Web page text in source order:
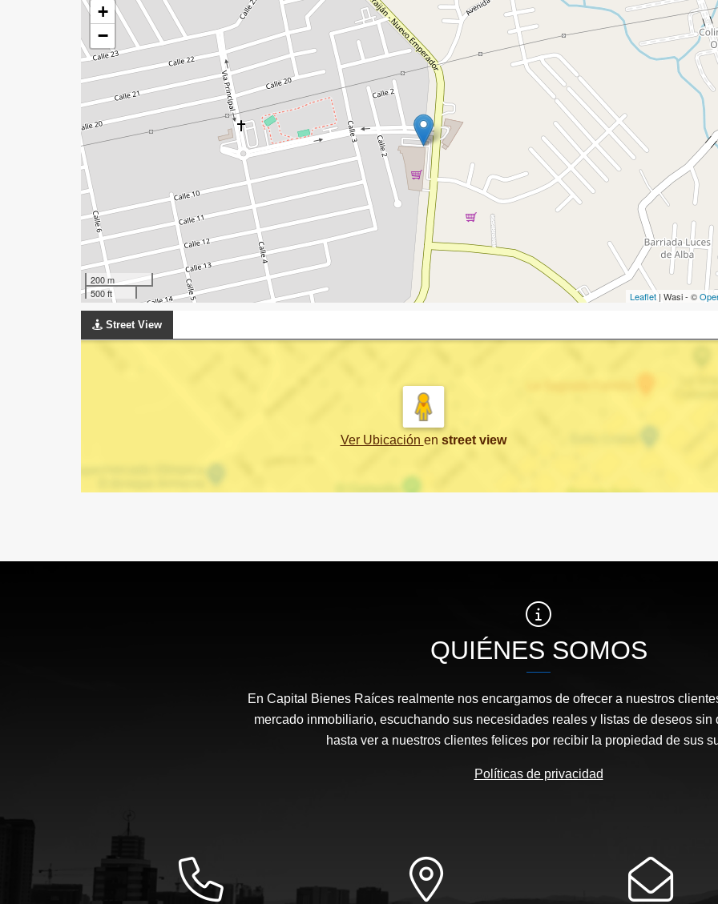
+
−
200 m
500 ft
Leaflet | Wasi - ©
Street View
Ver Ubicación en street view
QUIÉNES SOMOS
En Capital Bienes Raíces realmente nos encargamos de ofrecer a nuestros
mercado inmobiliario, escuchando sus necesidades reales y listas de deseos sin
hasta ver a nuestros clientes felices por recibir la propiedad de sus
Políticas de privacidad